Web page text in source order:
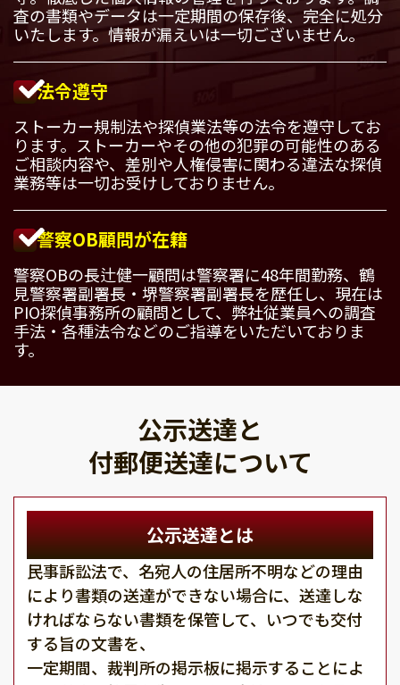
査の書類やデータは一定期間の保存後、完全に処分
いたします。情報が漏えいは一切ございません。
法令遵守
ストーカー規制法や探偵業法等の法令を遵守してお
ります。ストーカーやその他の犯罪の可能性のある
ご相談内容や、差別や人権侵害に関わる違法な探偵
業務等は一切お受けしておりません。
警察OB顧問が在籍
警察OBの長辻健一顧問は警察署に48年間勤務、鶴
見警察署副署長・堺警察署副署長を歴任し、現在は
PIO探偵事務所の顧問として、弊社従業員への調査
手法・各種法令などのご指導をいただいておりま
す。
公示送達と
付郵便送達について
公示送達とは
民事訴訟法で、名宛人の住居所不明などの理由
により書類の送達ができない場合に、送達しな
ければならない書類を保管して、いつでも交付
する旨の文書を、
一定期間、裁判所の掲示板に掲示することによ